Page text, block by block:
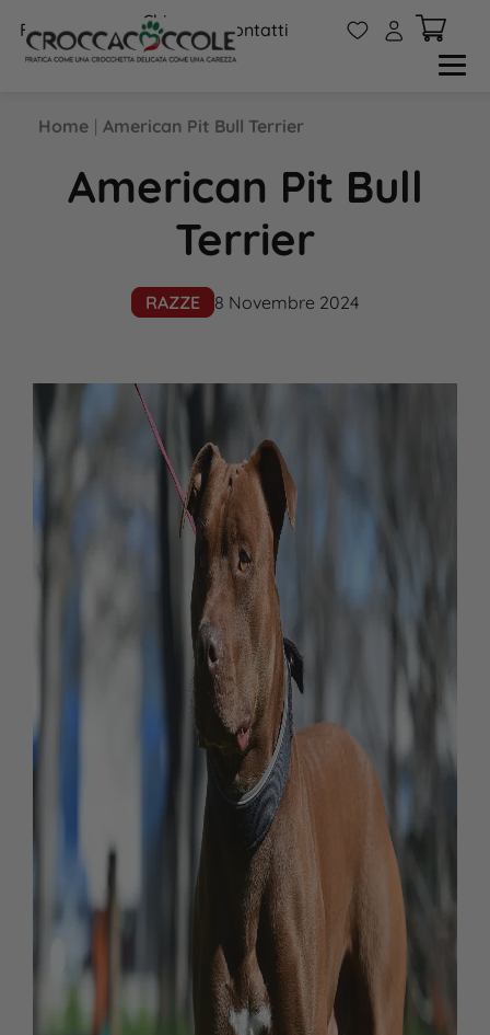
FAQs
Chi
siamo
Contatti W A
Home | American Pit Bull Terrier
American Pit Bull
Terrier
RAZZE 8 Novembre 2024